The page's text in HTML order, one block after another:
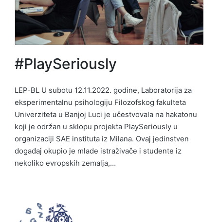
#PlaySeriously
LEP-BL U subotu 12.11.2022. godine, Laboratorija za
eksperimentalnu psihologiju Filozofskog fakulteta
Univerziteta u Banjoj Luci je učestvovala na hakatonu
koji je održan u sklopu projekta PlaySeriously u
organizaciji SAE instituta iz Milana. Ovaj jedinstven
događaj okupio je mlade istraživače i studente iz
nekoliko evropskih zemalja,…